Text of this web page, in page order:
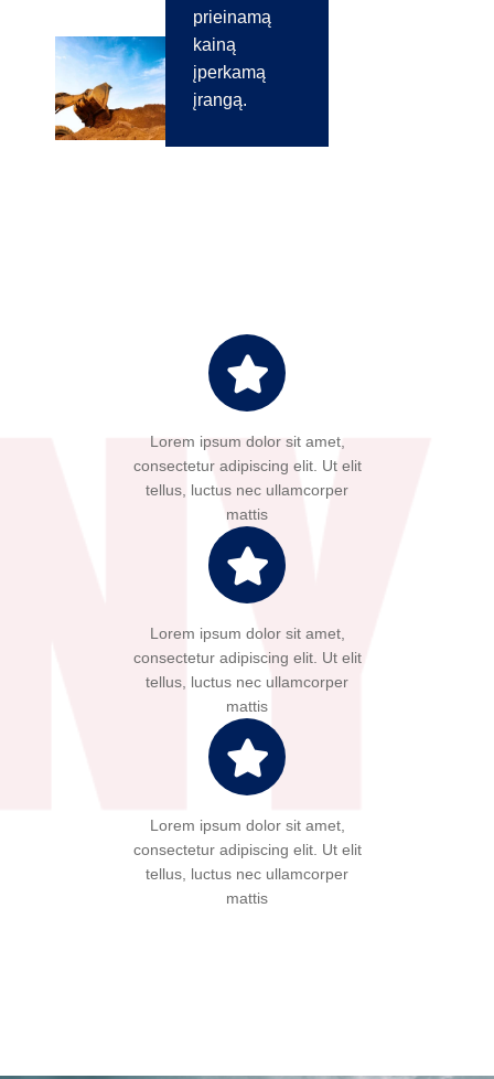
prieinamą
kainą
įperkamą
įrangą.
Lorem ipsum dolor sit amet,
consectetur adipiscing elit. Ut elit
tellus, luctus nec ullamcorper
mattis
Lorem ipsum dolor sit amet,
consectetur adipiscing elit. Ut elit
tellus, luctus nec ullamcorper
mattis
Lorem ipsum dolor sit amet,
consectetur adipiscing elit. Ut elit
tellus, luctus nec ullamcorper
mattis